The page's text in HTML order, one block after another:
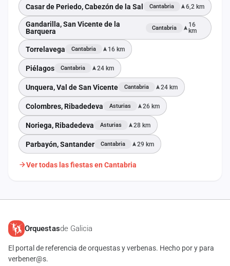
Casar de Periedo, Cabezón de la Sal Cantabria 6,2 km
Gandarilla, San Vicente de la
Barquera
Cantabria
16
km
Torrelavega Cantabria 16 km
Piélagos Cantabria 24 km
Unquera, Val de San Vicente Cantabria 24 km
Colombres, Ribadedeva Asturias 26 km
Noriega, Ribadedeva Asturias 28 km
Parbayón, Santander Cantabria 29 km
Ver todas las fiestas en Cantabria
Orquestasde Galicia
El portal de referencia de orquestas y verbenas. Hecho por y para
verbener@s.